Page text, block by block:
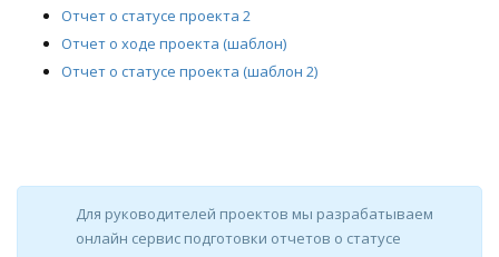
Отчет о статусе проекта 2
Отчет о ходе проекта (шаблон)
Отчет о статусе проекта (шаблон 2)
Для руководителей проектов мы разрабатываем
онлайн сервис подготовки отчетов о статусе